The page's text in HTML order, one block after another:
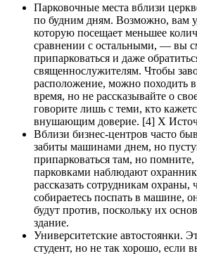
Парковочные места вблизи
по будним дням. Возможно, вам
которую посещает меньшее
сравнении с остальными, — вы
припарковаться и даже
священнослужителям. Чтобы
расположение, можно походить в
время, но не рассказывайте о
говорите лишь с теми, кто
внушающим доверие. [4] X
Вблизи бизнес-центров часто
забиты машинами днем, но
припарковаться там, но
парковками наблюдают
рассказать сотрудникам охраны,
собираетесь поспать в машине,
будут против, поскольку их
здание.
Университетские автостоянки.
студент, но не так хорошо, если